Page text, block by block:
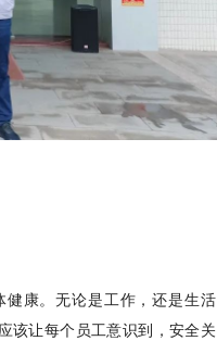
康。无论是工作，还是生活
该让每个员工意识到，安全关